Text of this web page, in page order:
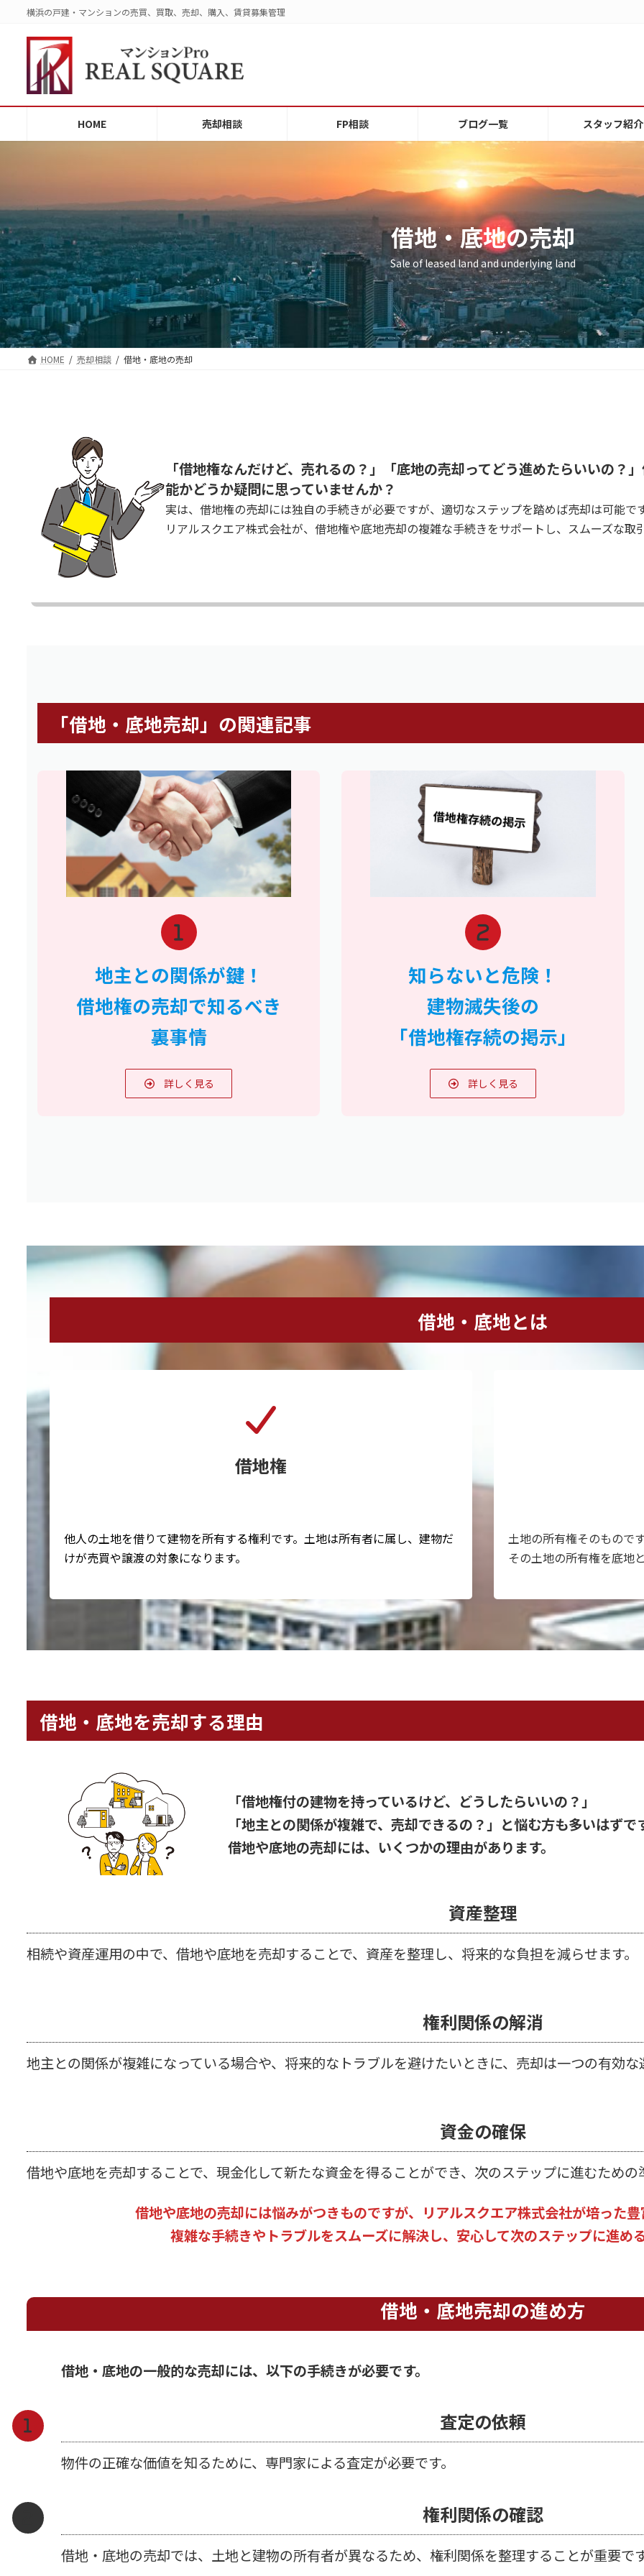
ス
ッ
ン
移
横浜の戸建・マンションの売買、買取、売却、購入、賃貸募集管理
HOME 売却相談 FP相談 ブログ一覧 スタッフ紹介
借地・底地の売却
Sale of leased land and underlying land
HOME 売却相談 借地・底地の売却
「借地権なんだけど、売れるの？」「底地の売却ってどう進めたらいいの？
能かどうか疑問に思っていませんか？
実は、借地権の売却には独自の手続きが必要ですが、適切なステップを踏めば売却は可能で
リアルスクエア株式会社が、借地権や底地売却の複雑な手続きをサポートし、スムーズな取
「借地・底地売却」の関連記事
地主との関係が鍵！
借地権の売却で知るべき
裏事情
詳しく見る
知らないと危険！
建物滅失後の
「借地権存続の掲示」
詳しく見る
借地・底地とは
借地権
他人の土地を借りて建物を所有する権利です。土地は所有者に属し、建物だ
けが売買や譲渡の対象になります。
土地の所有権そのもので
その土地の所有権を底地
借地・底地を売却する理由
「借地権付の建物を持っているけど、どうしたらいいの？」
「地主との関係が複雑で、売却できるの？」と悩む方も多いはずで
借地や底地の売却には、いくつかの理由があります。
資産整理
相続や資産運用の中で、借地や底地を売却することで、資産を整理し、将来的な負担を減らせます。
権利関係の解消
地主との関係が複雑になっている場合や、将来的なトラブルを避けたいときに、売却は一つの有効な
資金の確保
借地や底地を売却することで、現金化して新たな資金を得ることができ、次のステップに進むための
借地や底地の売却には悩みがつきものですが、リアルスクエア株式会社が培った
複雑な手続きやトラブルをスムーズに解決し、安心して次のステップに進め
借地・底地売却の進め方
借地・底地の一般的な売却には、以下の手続きが必要です。
査定の依頼
物件の正確な価値を知るために、専門家による査定が必要です。
権利関係の確認
借地・底地の売却では、土地と建物の所有者が異なるため、権利関係を整理することが重要で